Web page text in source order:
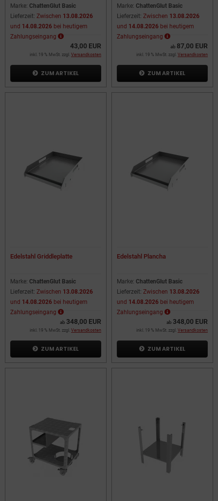
Marke: ChattenGlut Basic
Lieferzeit: Zwischen 13.08.2026
und 14.08.2026 bei heutigem
Zahlungseingang
43,00 EUR
inkl. 19 % MwSt. zzgl. Versandkosten
ZUM ARTIKEL
Marke: ChattenGlut Basic
Lieferzeit: Zwischen 13.08.2026
und 14.08.2026 bei heutigem
Zahlungseingang
ab 87,00 EUR
inkl. 19 % MwSt. zzgl. Versandkosten
ZUM ARTIKEL
Edelstahl Griddleplatte
Marke: ChattenGlut Basic
Lieferzeit: Zwischen 13.08.2026
und 14.08.2026 bei heutigem
Zahlungseingang
ab 348,00 EUR
inkl. 19 % MwSt. zzgl. Versandkosten
ZUM ARTIKEL
Edelstahl Plancha
Marke: ChattenGlut Basic
Lieferzeit: Zwischen 13.08.2026
und 14.08.2026 bei heutigem
Zahlungseingang
ab 348,00 EUR
inkl. 19 % MwSt. zzgl. Versandkosten
ZUM ARTIKEL